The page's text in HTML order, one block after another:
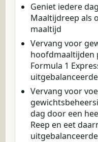
Geniet iedere
Maaltijdreep als
maaltijd
Vervang voor
hoofdmaaltijden
Formula 1
Vervang voor
dag door een
Reep en eet